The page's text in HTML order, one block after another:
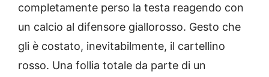
completamente perso la testa reagendo con
un calcio al difensore giallorosso. Gesto che
gli è costato, inevitabilmente, il cartellino
rosso. Una follia totale da parte di un